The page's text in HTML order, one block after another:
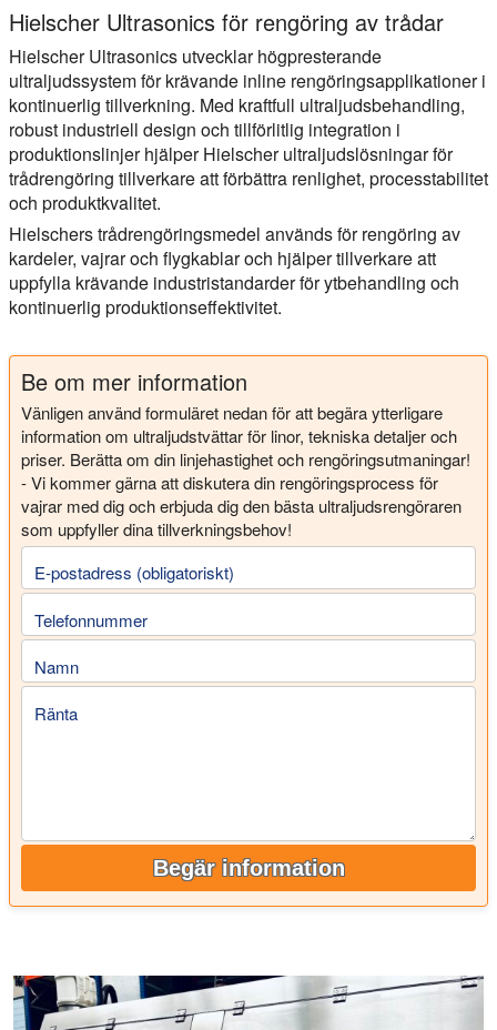
Hielscher Ultrasonics för rengöring av trådar
Hielscher Ultrasonics utvecklar högpresterande
ultraljudssystem för krävande inline rengöringsapplikationer i
kontinuerlig tillverkning. Med kraftfull ultraljudsbehandling,
robust industriell design och tillförlitlig integration i
produktionslinjer hjälper Hielscher ultraljudslösningar för
trådrengöring tillverkare att förbättra renlighet, processtabilitet
och produktkvalitet.
Hielschers trådrengöringsmedel används för rengöring av
kardeler, vajrar och flygkablar och hjälper tillverkare att
uppfylla krävande industristandarder för ytbehandling och
kontinuerlig produktionseffektivitet.
Be om mer information
Vänligen använd formuläret nedan för att begära ytterligare
information om ultraljudstvättar för linor, tekniska detaljer och
priser. Berätta om din linjehastighet och rengöringsutmaningar!
- Vi kommer gärna att diskutera din rengöringsprocess för
vajrar med dig och erbjuda dig den bästa ultraljudsrengöraren
som uppfyller dina tillverkningsbehov!
E-postadress (obligatoriskt)
Telefonnummer
Namn
Ränta
Begär information